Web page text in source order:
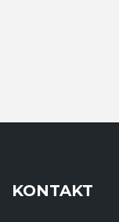
KONTAKT